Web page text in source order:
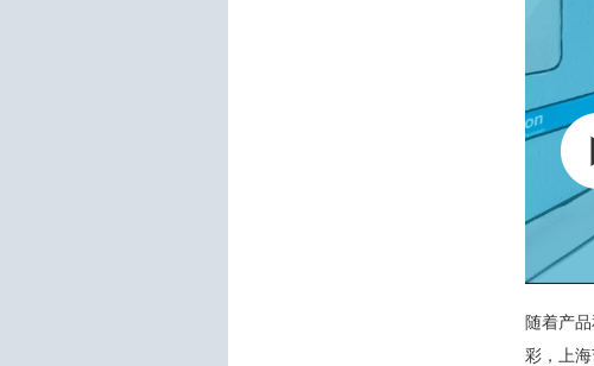
随着产品
彩，上